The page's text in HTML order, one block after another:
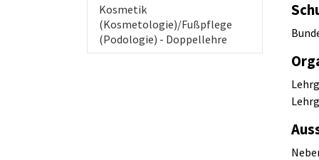
Kosmetik
(Kosmetologie)/Fußpflege
(Podologie) - Doppellehre